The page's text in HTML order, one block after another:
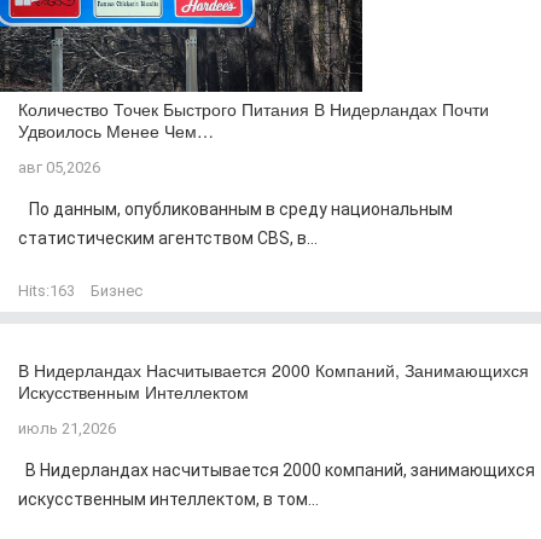
Количество Точек Быстрого Питания В Нидерландах Почти
Удвоилось Менее Чем…
авг 05,2026
По данным, опубликованным в среду национальным
статистическим агентством CBS, в...
Hits:163 Бизнес
В Нидерландах Насчитывается 2000 Компаний, Занимающихся
Искусственным Интеллектом
июль 21,2026
В Нидерландах насчитывается 2000 компаний, занимающихся
искусственным интеллектом, в том...